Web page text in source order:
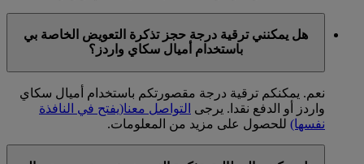
هل يمكنني ترقية درجة حجز تذكرة التعويض الخاصة بي
باستخدام أميال سكاي واردز؟
نعم. يمكنكم ترقية درجة مقصورتكم باستخدام أميال سكاي
واردز أو الدفع نقدا. يرجى التواصل معنا(يفتح في النافذة
نفسها) للحصول على مزيد من المعلومات.